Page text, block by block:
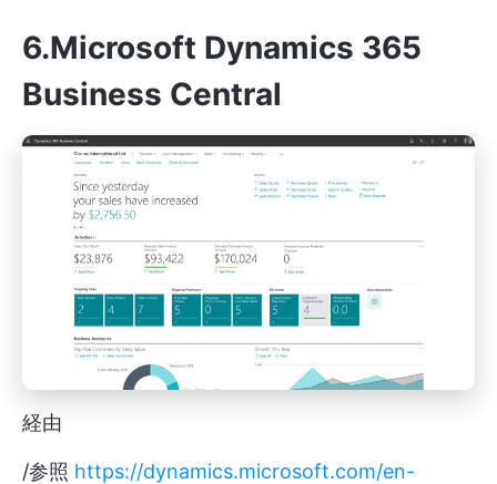
6.Microsoft Dynamics 365
Business Central
経由
/参照 https://dynamics.microsoft.com/en-